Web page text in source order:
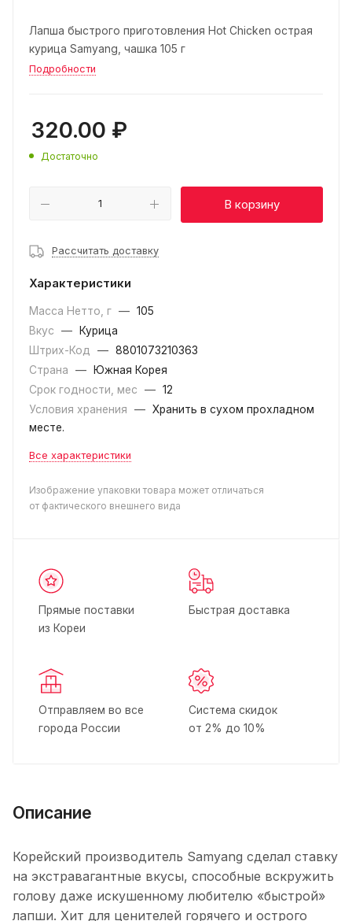
Лапша быстрого приготовления Hot Chicken острая
курица Samyang, чашка 105 г
Подробности
320.00 ₽
Достаточно
В корзину
Рассчитать доставку
Характеристики
Масса Нетто, г — 105
Вкус
—
Курица
Штрих-Код
— 8801073210363
Страна
—
Южная Корея
Срок годности, мес
— 12
Условия хранения
— Хранить в сухом прохладном
месте.
Все характеристики
Изображение упаковки товара может отличаться
от фактического внешнего вида
Прямые поставки
из Кореи
Быстрая доставка
Отправляем во все
города России
Система скидок
от 2% до 10%
Описание
Корейский производитель Samyang сделал ставку
на экстравагантные вкусы, способные вскружить
голову даже искушенному любителю «быстрой»
лапши. Хит для ценителей горячего и острого